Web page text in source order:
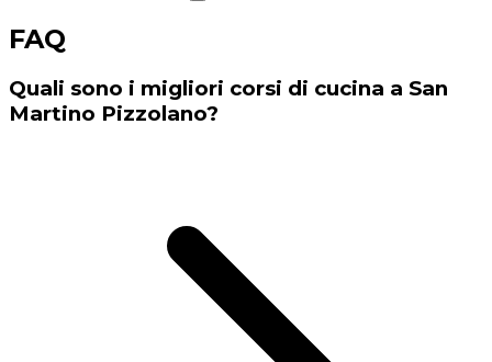
FAQ
Quali sono i migliori corsi di cucina a San
Martino Pizzolano?